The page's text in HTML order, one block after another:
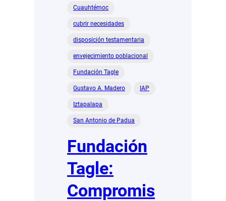
Cuauhtémoc
cubrir necesidades
disposición testamentaria
envejecimiento poblacional
Fundación Tagle
Gustavo A. Madero IAP
Iztapalapa
San Antonio de Padua
Fundación
Tagle:
Compromis